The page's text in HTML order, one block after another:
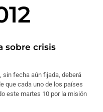
sobre crisis
sin fecha aún fijada, deberá
que cada uno de los países
este martes 10 por la misión